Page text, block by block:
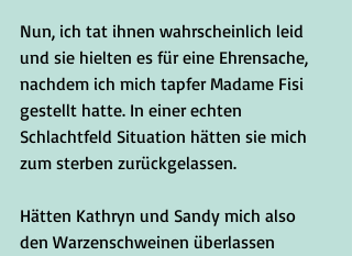
Nun, ich tat ihnen wahrscheinlich leid
und sie hielten es für eine Ehrensache,
nachdem ich mich tapfer Madame Fisi
gestellt hatte. In einer echten
Schlachtfeld Situation hätten sie mich
zum sterben zurückgelassen.
Hätten Kathryn und Sandy mich also
den Warzenschweinen überlassen